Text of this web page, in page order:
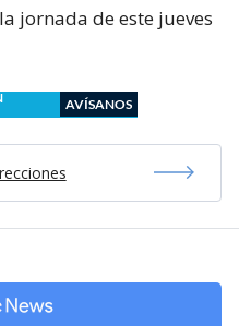
jornada de este jueves
AVÍSANOS